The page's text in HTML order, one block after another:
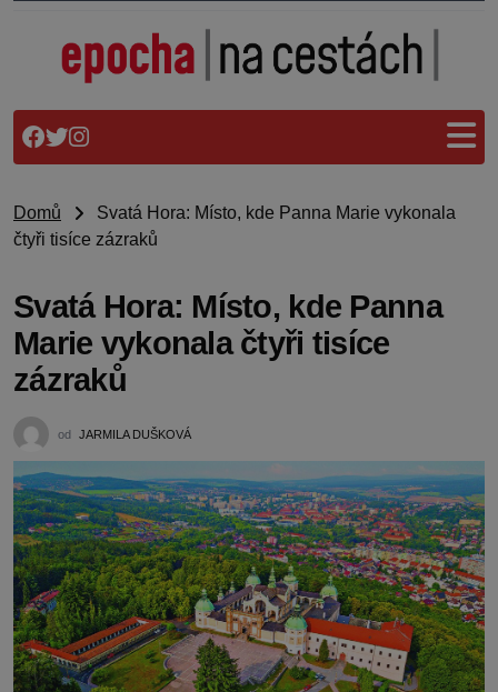
Domů
Svatá Hora: Místo, kde Panna Marie vykonala
čtyři tisíce zázraků
Svatá Hora: Místo, kde Panna
Marie vykonala čtyři tisíce
zázraků
od JARMILA DUŠKOVÁ